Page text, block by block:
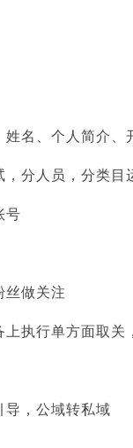
名、个人简介、
分人员，分类目
号
丝做关注
执行单方面取关
导，公域转私域